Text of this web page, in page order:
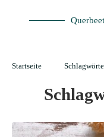
Startseite